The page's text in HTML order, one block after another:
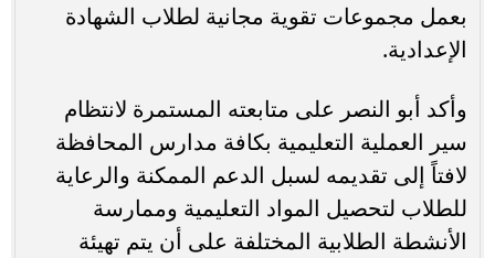
بعمل مجموعات تقوية مجانية لطلاب الشهادة
الإعدادية.
وأكد أبو النصر على متابعته المستمرة لانتظام
سير العملية التعليمية بكافة مدارس المحافظة
لافتاً إلى تقديمه لسبل الدعم الممكنة والرعاية
للطلاب لتحصيل المواد التعليمية وممارسة
الأنشطة الطلابية المختلفة على أن يتم تهيئة